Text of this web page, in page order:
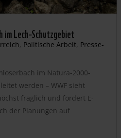
im Lech-Schutzgebiet
, Politische Arbeit, Presse-
im Natura-2000-
werden – WWF sieht
fraglich und fordert E-
der Planungen auf